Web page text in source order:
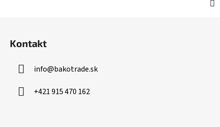
Kontakt
info@bakotrade.sk
+421 915 470 162